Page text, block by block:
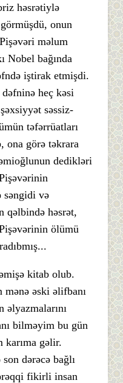
həsrətiylə
onun
məlum
Nobel bağında
iştirak etmişdi.
heç kəsi
səssiz-
təfərrüatları
ona görə təkrara
dedikləri
səngidi və
qəlbində həsrət,
ölümü
kitab olub.
əski əlifbanı
əlyazmalarını
bilməyim bu gün
karıma gəlir.
dərəcə bağlı
fikirli insan